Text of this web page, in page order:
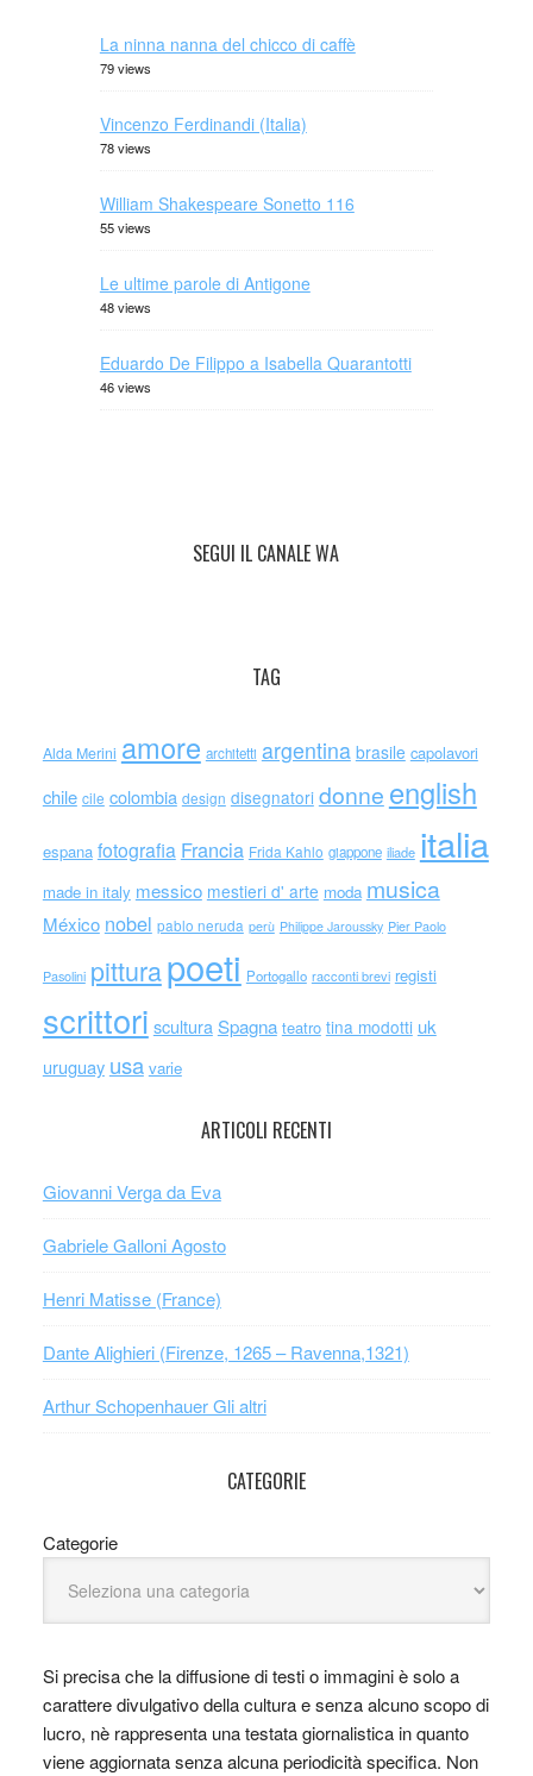
La ninna nanna del chicco di caffè
79 views
Vincenzo Ferdinandi (Italia)
78 views
William Shakespeare Sonetto 116
55 views
Le ultime parole di Antigone
48 views
Eduardo De Filippo a Isabella Quarantotti
46 views
SEGUI IL CANALE WA
TAG
Alda Merini amore architetti argentina brasile capolavori
chile cile colombia design disegnatori donne english
espana fotografia Francia Frida Kahlo giappone iliade italia
made in italy messico mestieri d' arte moda musica
México nobel pablo neruda perù Philippe Jaroussky Pier Paolo
Pasolini pitturapoeti Portogallo racconti brevi registi
scrittori scultura Spagna teatro tina modotti uk
uruguay usa varie
ARTICOLI RECENTI
Giovanni Verga da Eva
Gabriele Galloni Agosto
Henri Matisse (France)
Dante Alighieri (Firenze, 1265 – Ravenna,1321)
Arthur Schopenhauer Gli altri
CATEGORIE
Categorie
Si precisa che la diffusione di testi o immagini è solo a
carattere divulgativo della cultura e senza alcuno scopo di
lucro, nè rappresenta una testata giornalistica in quanto
viene aggiornata senza alcuna periodicità specifica. Non